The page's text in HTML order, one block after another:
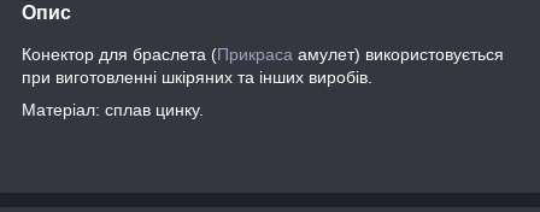
Опис
Конектор для браслета (Прикраса амулет) використовується
при виготовленні шкіряних та інших виробів.
Матеріал: сплав цинку.